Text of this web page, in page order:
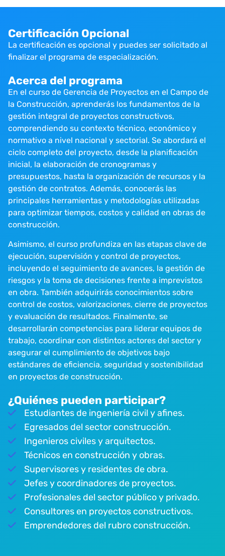
Certificación Opcional
La certificación es opcional y puedes ser solicitado al
finalizar el programa de especialización.
Acerca del programa
En el curso de Gerencia de Proyectos en el Campo de
la Construcción, aprenderás los fundamentos de la
gestión integral de proyectos constructivos,
comprendiendo su contexto técnico, económico y
normativo a nivel nacional y sectorial. Se abordará el
ciclo completo del proyecto, desde la planificación
inicial, la elaboración de cronogramas y
presupuestos, hasta la organización de recursos y la
gestión de contratos. Además, conocerás las
principales herramientas y metodologías utilizadas
para optimizar tiempos, costos y calidad en obras de
construcción.
Asimismo, el curso profundiza en las etapas clave de
ejecución, supervisión y control de proyectos,
incluyendo el seguimiento de avances, la gestión de
riesgos y la toma de decisiones frente a imprevistos
en obra. También adquirirás conocimientos sobre
control de costos, valorizaciones, cierre de proyectos
y evaluación de resultados. Finalmente, se
desarrollarán competencias para liderar equipos de
trabajo, coordinar con distintos actores del sector y
asegurar el cumplimiento de objetivos bajo
estándares de eficiencia, seguridad y sostenibilidad
en proyectos de construcción.
¿Quiénes pueden participar?
Estudiantes de ingeniería civil y afines.
Egresados del sector construcción.
Ingenieros civiles y arquitectos.
Técnicos en construcción y obras.
Supervisores y residentes de obra.
Jefes y coordinadores de proyectos.
Profesionales del sector público y privado.
Consultores en proyectos constructivos.
Emprendedores del rubro construcción.